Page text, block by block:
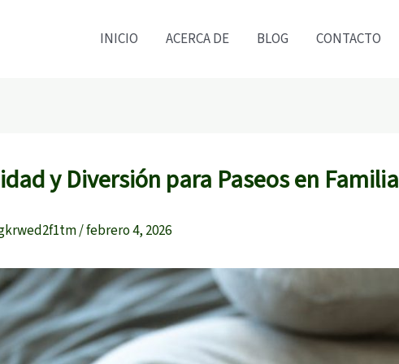
INICIO ACERCA DE BLOG CONTACTO
y Diversión para Paseos en Familia
/febrero 4, 2026